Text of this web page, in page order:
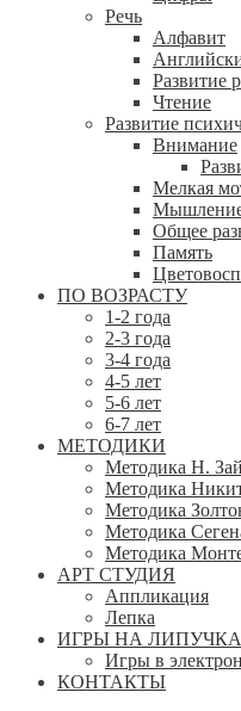
Речь
Алфавит
Развитие
Чтение
Развитие
Внимание
Мелкая
Общее
Память
ПО ВОЗРАСТУ
1-2 года
2-3 года
3-4 года
4-5 лет
5-6 лет
6-7 лет
МЕТОДИКИ
Методика Н.
Методика
Методика
Методика
Методика
АРТ СТУДИЯ
Аппликация
Лепка
ИГРЫ НА
Игры в
КОНТАКТЫ